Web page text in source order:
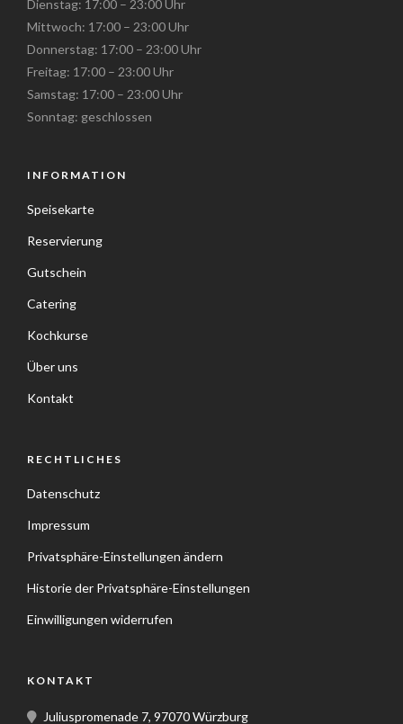
Dienstag: 17:00 – 23:00 Uhr
Mittwoch: 17:00 – 23:00 Uhr
Donnerstag: 17:00 – 23:00 Uhr
Freitag: 17:00 – 23:00 Uhr
Samstag: 17:00 – 23:00 Uhr
Sonntag: geschlossen
INFORMATION
Speisekarte
Reservierung
Gutschein
Catering
Kochkurse
Über uns
Kontakt
RECHTLICHES
Datenschutz
Impressum
Privatsphäre-Einstellungen ändern
Historie der Privatsphäre-Einstellungen
Einwilligungen widerrufen
KONTAKT
Juliuspromenade 7, 97070 Würzburg